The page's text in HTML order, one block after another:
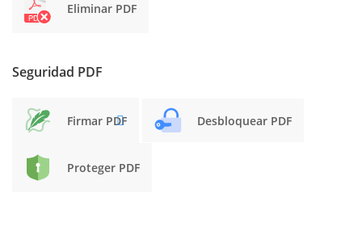
Eliminar PDF
Seguridad PDF
Firmar PDF Desbloquear PDF
Proteger PDF